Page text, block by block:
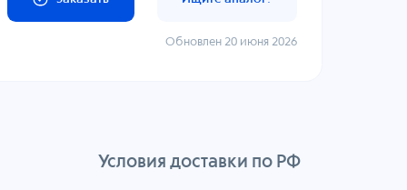
Обновлен 20 июня 2026
Условия доставки по РФ